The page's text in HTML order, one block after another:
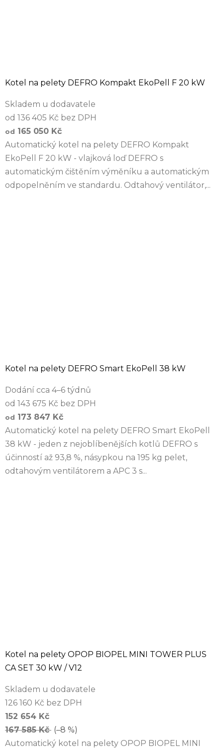
Kotel na pelety DEFRO Kompakt EkoPell F 20 kW
Skladem u dodavatele
od 136 405 Kč bez DPH
od 165 050 Kč
Automatický kotel na pelety DEFRO Kompakt
EkoPell F 20 kW - vlajková loď DEFRO s
automatickým čištěním výměníku a automatickým
odpopelněním ve standardu. Odtahový ventilátor,...
Kotel na pelety DEFRO Smart EkoPell 38 kW
Dodání cca 4–6 týdnů
od 143 675 Kč bez DPH
od 173 847 Kč
Automatický kotel na pelety DEFRO Smart EkoPell
38 kW - jeden z nejoblíbenějších kotlů DEFRO s
účinností až 93,8 %, násypkou na 195 kg pelet,
odtahovým ventilátorem a APC 3 s...
Kotel na pelety OPOP BIOPEL MINI TOWER PLUS
CA SET 30 kW / V12
Skladem u dodavatele
126 160 Kč bez DPH
152 654 Kč
167 585 Kč (–8 %)
Automatický kotel na pelety OPOP BIOPEL MINI